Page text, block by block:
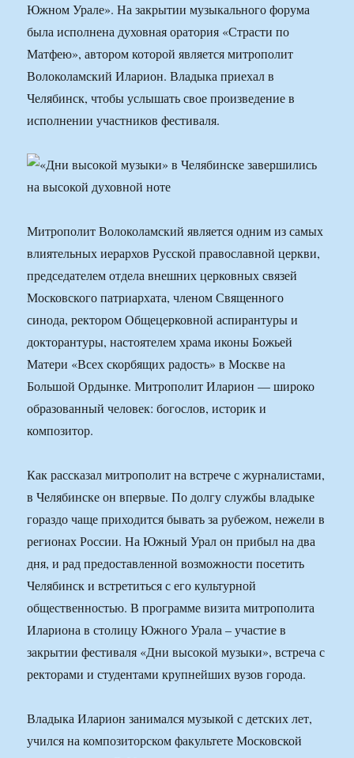
Южном Урале». На закрытии музыкального форума
была исполнена духовная оратория «Страсти по
Матфею», автором которой является митрополит
Волоколамский Иларион. Владыка приехал в
Челябинск, чтобы услышать свое произведение в
исполнении участников фестиваля.
Митрополит Волоколамский является одним из самых
влиятельных иерархов Русской православной церкви,
председателем отдела внешних церковных связей
Московского патриархата, членом Священного
синода, ректором Общецерковной аспирантуры и
докторантуры, настоятелем храма иконы Божьей
Матери «Всех скорбящих радость» в Москве на
Большой Ордынке. Митрополит Иларион — широко
образованный человек: богослов, историк и
композитор.
Как рассказал митрополит на встрече с журналистами,
в Челябинске он впервые. По долгу службы владыке
гораздо чаще приходится бывать за рубежом, нежели в
регионах России. На Южный Урал он прибыл на два
дня, и рад предоставленной возможности посетить
Челябинск и встретиться с его культурной
общественностью. В программе визита митрополита
Илариона в столицу Южного Урала – участие в
закрытии фестиваля «Дни высокой музыки», встреча с
ректорами и студентами крупнейших вузов города.
Владыка Иларион занимался музыкой с детских лет,
учился на композиторском факультете Московской